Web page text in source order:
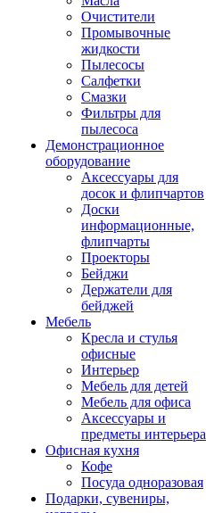
Очистители
Промывочные
жидкости
Пылесосы
Салфетки
Смазки
Фильтры для
пылесоса
Демонстрационное
оборудование
Аксессуары для
досок и флипчартов
Доски
информационные,
флипчарты
Проекторы
Бейджи
Держатели для
бейджей
Мебель
Кресла и стулья
офисные
Интерьер
Мебель для детей
Мебель для офиса
Аксессуары и
предметы интерьера
Офисная кухня
Кофе
Посуда одноразовая
Подарки, сувениры,